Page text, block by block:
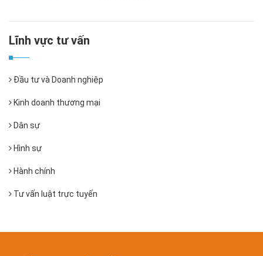
Lĩnh vực tư vấn
Đầu tư và Doanh nghiệp
Kinh doanh thương mại
Dân sự
Hình sự
Hành chính
Tư vấn luật trực tuyến